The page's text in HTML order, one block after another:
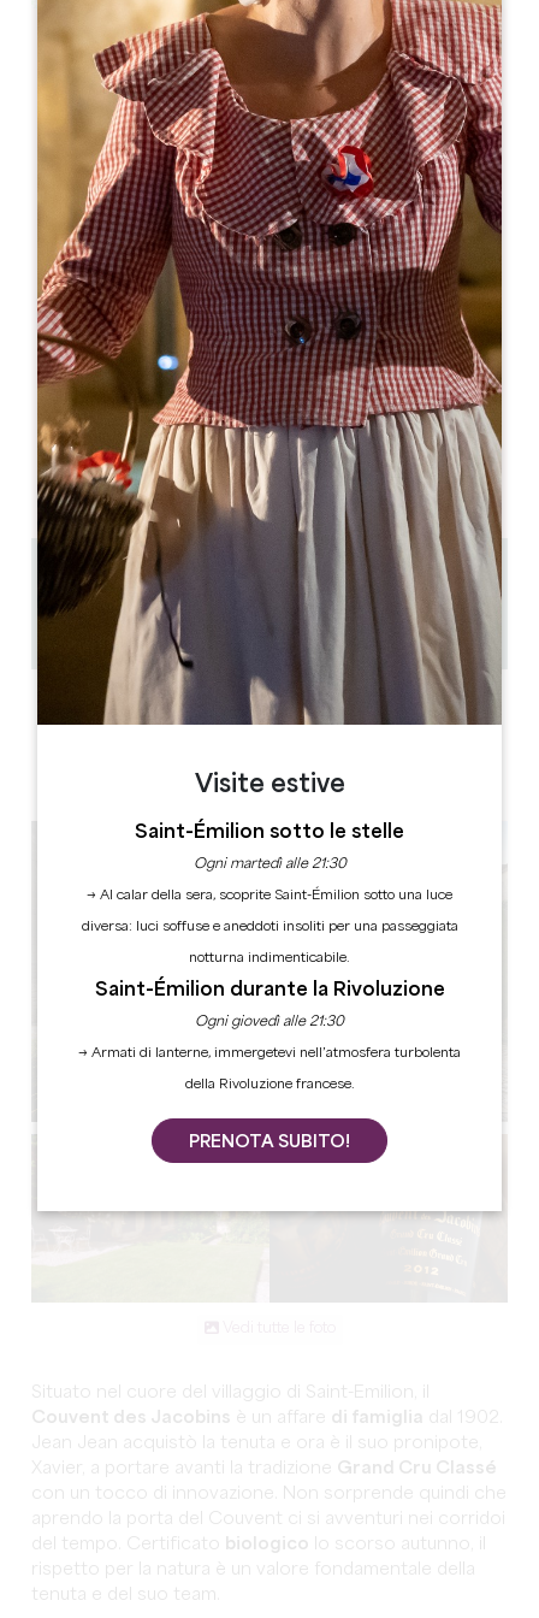
Situato nel cuore del villaggio di Saint-Emilion, il
Couvent des Jacobins è un affare di famiglia
dal 1902.
Jean Jean acquistò la tenuta e ora è il suo pronipote,
Xavier, a portare avanti la tradizione Grand Cru Classé
con un tocco di innovazione. Non sorprende quindi che
aprendo la porta del Couvent ci si avventuri nei corridoi
del tempo. Certificato biologico lo scorso autunno, il
rispetto per la natura è un valore fondamentale della
tenuta e del suo team.
28€
Couvent des Jacobins
10 Rue Guadet - BP 81
33330 SAINT-EMILION
05 57 55 32 18
reception@couvent.wine
MESE DI APERTURA
G F M A M G L A S O N D
GIORNI DI APERTURA
L
PM
M
AM
M
AM
PM
G
AM
PM
S
AM
D
0.2 km
1h à 2h30
Copiare il codice GPS
ETICHETTE
Visite estive
Saint-Émilion sotto le stelle
Ogni martedì alle 21:30
→ Al calar della sera, scoprite Saint-Émilion sotto una luce
diversa: luci soffuse e aneddoti insoliti per una passeggiata
notturna indimenticabile.
Saint-Émilion durante la Rivoluzione
Ogni giovedì alle 21:30
→ Armati di lanterne, immergetevi nell’atmosfera turbolenta
della Rivoluzione francese.
PRENOTA SUBITO!